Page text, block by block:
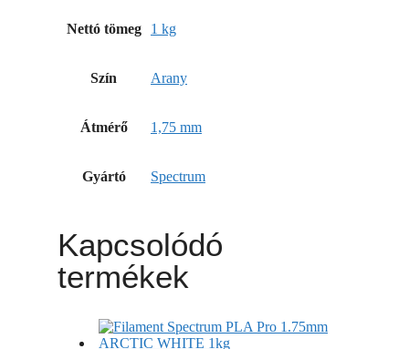
Nettó tömeg 1 kg
Szín Arany
Átmérő 1,75 mm
Gyártó Spectrum
Kapcsolódó
termékek